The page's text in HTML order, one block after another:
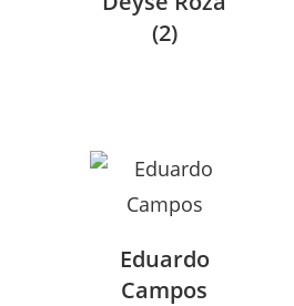
(2)
Eduardo
Campos